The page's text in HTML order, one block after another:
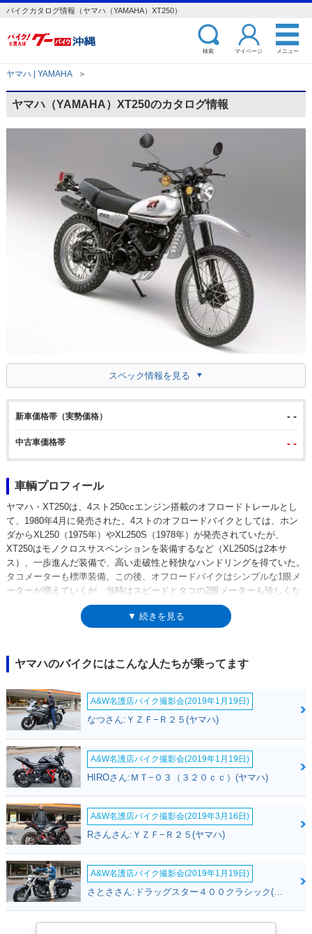
バイクカタログ情報（ヤマハ（YAMAHA）XT250）
検索 マイページ メニュー
ヤマハ | YAMAHA ＞
ヤマハ（YAMAHA）XT250のカタログ情報
スペック情報を見る
新車価格帯（実勢価格） - -
中古車価格帯 - -
車輌プロフィール
ヤマハ・XT250は、4スト250ccエンジン搭載のオフロードトレールとし
て、1980年4月に発売された。4ストのオフロードバイクとしては、ホン
ダからXL250（1975年）やXL250S（1978年）が発売されていたが、
XT250はモノクロスサスペンションを装備するなど（XL250Sは2本サ
ス）、一歩進んだ装備で、高い走破性と軽快なハンドリングを得ていた。
タコメーターも標準装備。この後、オフロードバイクはシンプルな1眼メ
ーターが増えていくが、当時はスピードとタコの2眼メーターも珍しくな
▼ 続きを見る
ヤマハのバイクにはこんな人たちが乗ってます
A&W名護店バイク撮影会(2019年1月19日)
なつさん:ＹＺＦ−Ｒ２５(ヤマハ)
A&W名護店バイク撮影会(2019年1月19日)
HIROさん:ＭＴ−０３（３２０ｃｃ）(ヤマハ)
A&W名護店バイク撮影会(2019年3月16日)
Rさんさん:ＹＺＦ−Ｒ２５(ヤマハ)
A&W名護店バイク撮影会(2019年1月19日)